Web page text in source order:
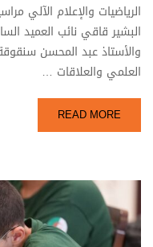
الرياضيات والإعلام الآلي
البشير قاقي نائب العميد
والأستاذ عبد المحسن
العلمي والعلاقات …
READ MORE